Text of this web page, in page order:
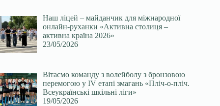
Наш ліцей – майданчик для міжнародної
онлайн-руханки «Активна столиця –
активна країна 2026»
23/05/2026
Вітаємо команду з волейболу з бронзовою
перемогою у ІV етапі змагань «Пліч-о-пліч.
Всеукраїнські шкільні ліги»
19/05/2026